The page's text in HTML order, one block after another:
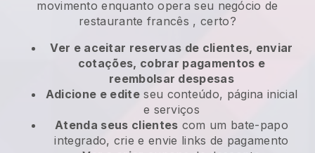
movimento enquanto opera seu negócio de
restaurante francês , certo?
Ver e aceitar reservas de clientes, enviar
cotações, cobrar pagamentos e
reembolsar despesas
Adicione e editeseu conteúdo, página inicial
e serviços
Atenda seus clientes com um bate-papo
integrado, crie e envie links de pagamento